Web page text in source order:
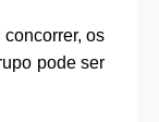
os
pode ser